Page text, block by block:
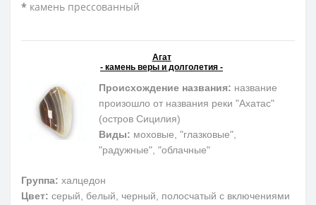
* камень прессованный
Агат
- камень веры и долголетия -
Происхождение названия: название
произошло от названия реки "Ахатас"
(остров Сицилия)
Виды: моховые, "глазковые",
"радужные", "облачные"
Группа: халцедон
Цвет: серый, белый, черный, полосчатый с включениями